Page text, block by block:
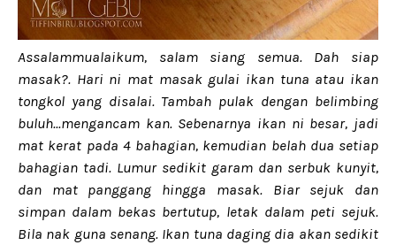
Assalammualaikum, salam siang semua. Dah siap
masak?. Hari ni mat masak gulai ikan tuna atau ikan
tongkol yang disalai. Tambah pulak dengan belimbing
buluh...mengancam kan. Sebenarnya ikan ni besar, jadi
mat kerat pada 4 bahagian, kemudian belah dua setiap
bahagian tadi. Lumur sedikit garam dan serbuk kunyit,
dan mat panggang hingga masak. Biar sejuk dan
simpan dalam bekas bertutup, letak dalam peti sejuk.
Bila nak guna senang. Ikan tuna daging dia akan sedikit